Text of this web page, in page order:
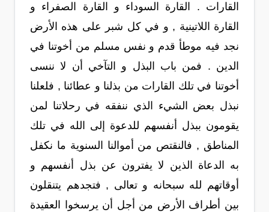
القارات . القارة السوداء و القارة الصفراء و
القارة اللاتينية , و في كل شبر على هذه الأرض
نجد فيه موطأ قدم و نفس مسلم من أخوتنا في
الدين . فمن باب البذل و التآخي أن لا ننسى
أخوتنا في تلك القارات من بذلنا و عطائنا , فلعلنا
نبذل بعض الشيء الذي ننفقه في رحلاتنا لمن
يقومون ببذل أنفسهم للدعوة إلى الله في تلك
المناطق , فالنقتص من أموالنا السنوية ما نكفل
به الدعاة الذين لا يفترون عن بذل أنفسهم و
أوقاتهم لله سبحانه و تعالى , فتجدهم يتنقلون
بين أطراف الأرض من أجل أن يرسخوا العقيدة